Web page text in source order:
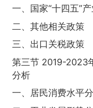
一、国家“十四五”
二、其他相关政策
三、出口关税政策
第三节 2019-2023
分析
一、居民消费水平